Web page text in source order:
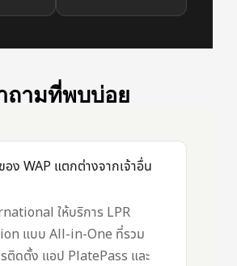
ถามที่พบบ่อย
อง WAP แตกต่างจากเจ้าอื่น
ให้บริการ LPR
แบบ All-in-One ที่รวม
ติดตั้ง แอป PlatePass และ